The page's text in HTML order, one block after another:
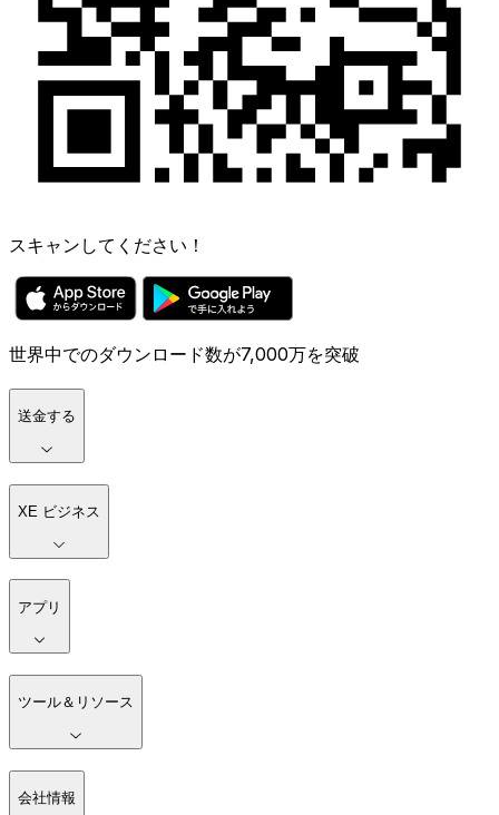
スキャンしてください！
世界中でのダウンロード数が7,000万を突破
送金する
XE ビジネス
アプリ
ツール＆リソース
会社情報